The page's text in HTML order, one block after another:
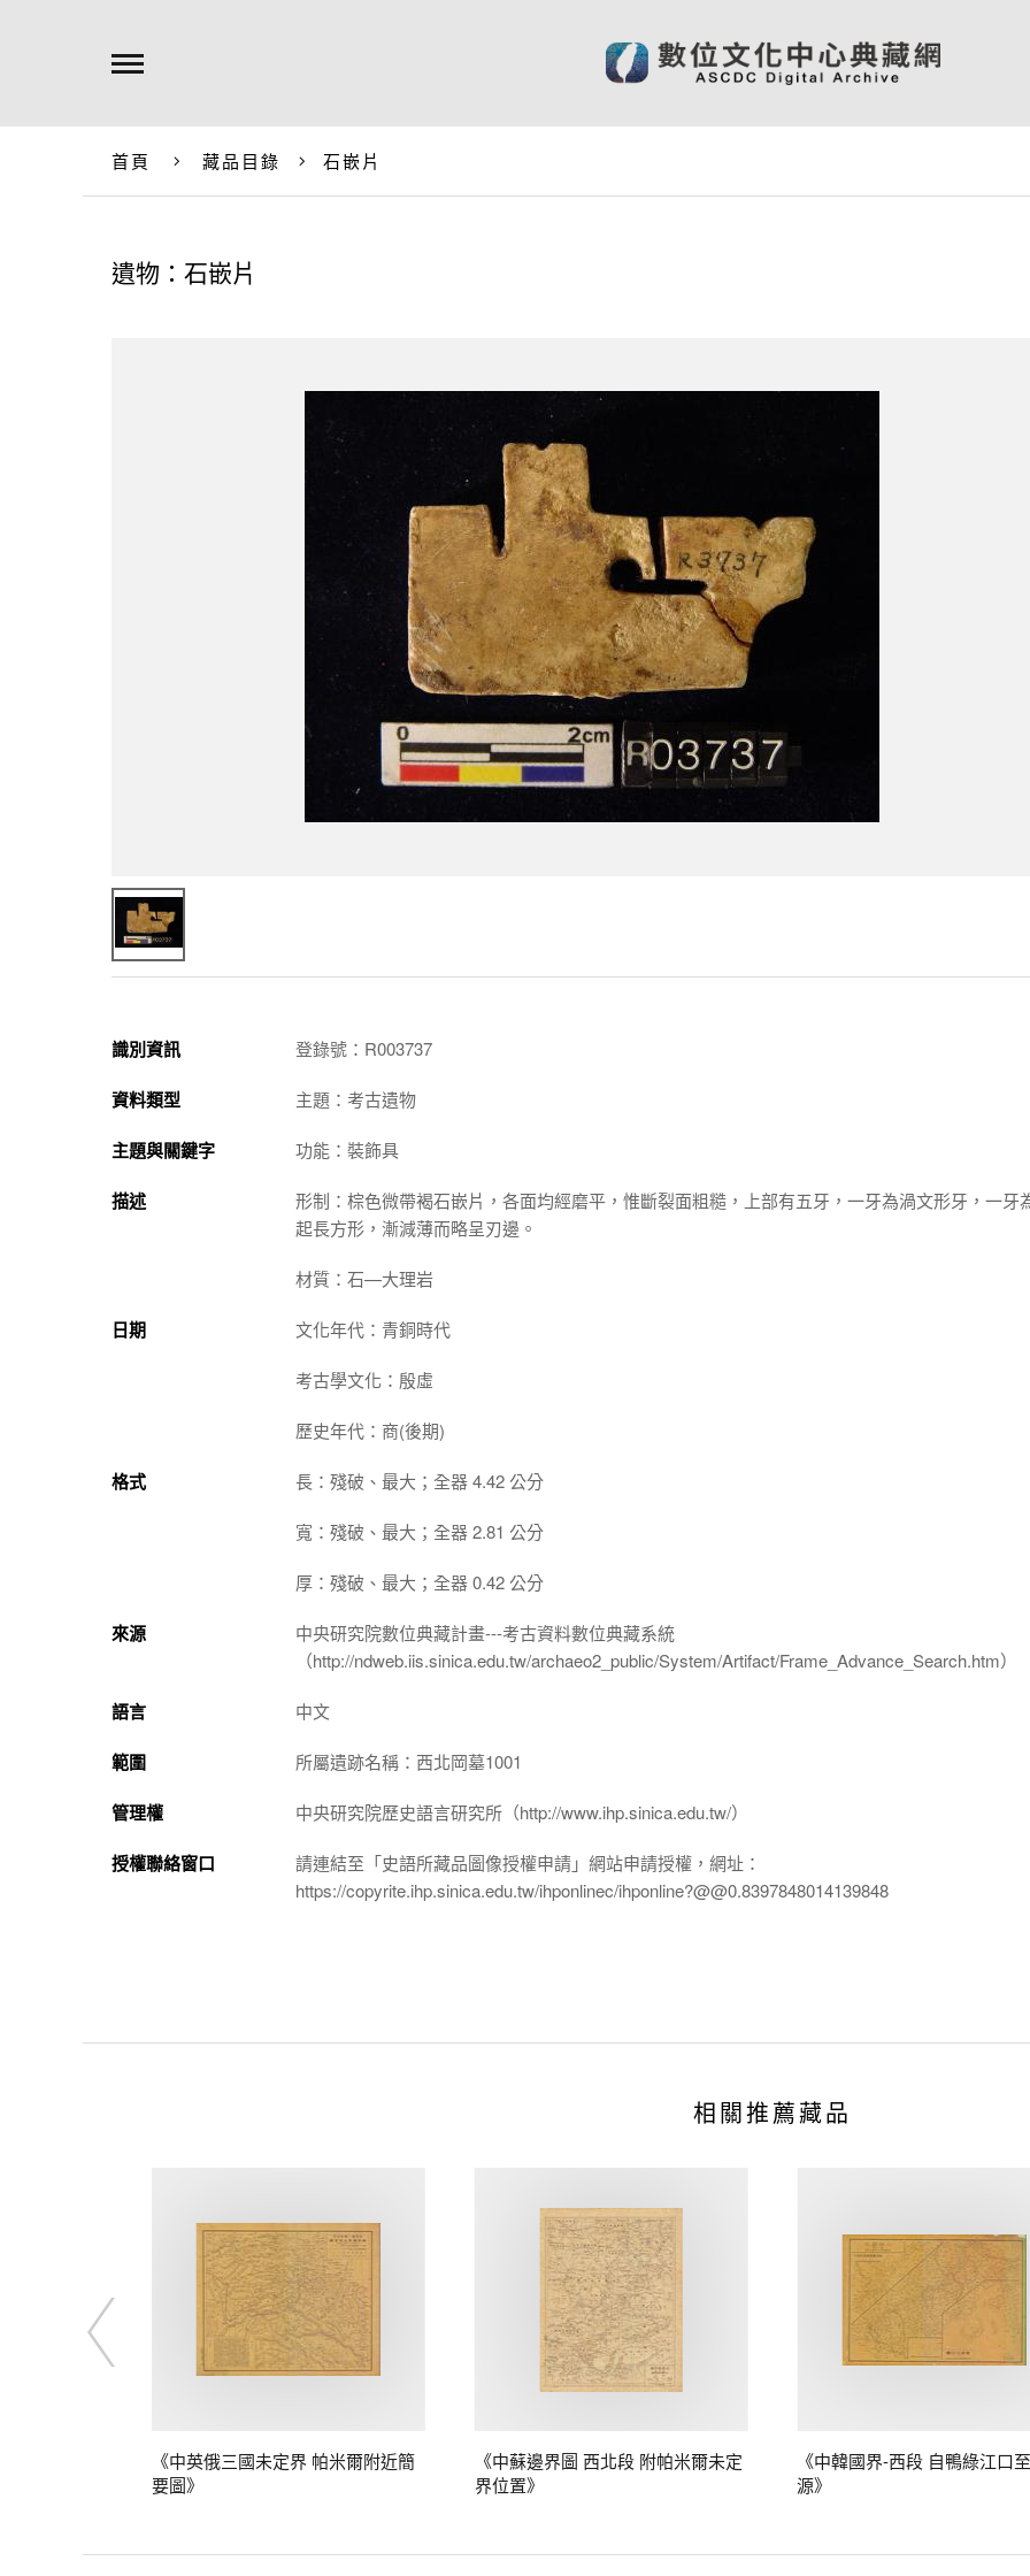
首頁 藏品目錄 石嵌片
遺物：石嵌片
識別資訊 登錄號：R003737
資料類型 主題：考古遺物
主題與關鍵字 功能：裝飾具
描述
形制：棕色微帶褐石嵌片，各面均經磨平，惟斷裂面粗糙，上部有五牙，一牙為渦文形牙，一牙
起長方形，漸減薄而略呈刃邊。
材質：石—大理岩
日期 文化年代：青銅時代
考古學文化：殷虛
歷史年代：商(後期)
格式 長：殘破、最大；全器 4.42 公分
寬：殘破、最大；全器 2.81 公分
厚：殘破、最大；全器 0.42 公分
來源
中央研究院數位典藏計畫---考古資料數位典藏系統
（http://ndweb.iis.sinica.edu.tw/archaeo2_public/System/Artifact/Frame_Advance_Search.htm）
語言 中文
範圍 所屬遺跡名稱：西北岡墓1001
管理權 中央研究院歷史語言研究所（http://www.ihp.sinica.edu.tw/）
授權聯絡窗口
請連結至「史語所藏品圖像授權申請」網站申請授權，網址：
https://copyrite.ihp.sinica.edu.tw/ihponlinec/ihponline?@@0.8397848014139848
相關推薦藏品
《中英俄三國未定界 帕米爾附近簡
要圖》
《中蘇邊界圖 西北段 附帕米爾未定
界位置》
《中韓國界-西段 自鴨綠江口
源》